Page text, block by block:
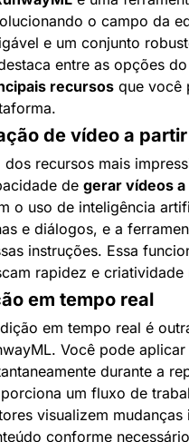
o campo da
e um conjunto
recursos que você
de vídeo a
dos recursos mais
de gerar vídeos
o uso de inteligência
e diálogos, e a
instruções. Essa
rapidez e
em tempo real
em tempo real é
Você pode
durante a
um fluxo de
visualizem mudanças
conforme